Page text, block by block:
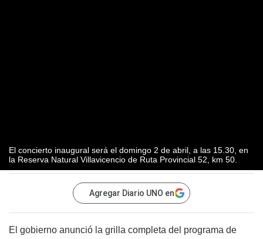
El concierto inaugural será el domingo 2 de abril, a las 15.30, en
la Reserva Natural Villavicencio de Ruta Provincial 52, km 50.
Agregar Diario UNO en
El gobierno anunció la grilla completa del programa de